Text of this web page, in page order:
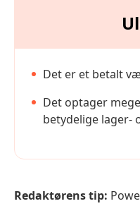
Det er et betalt
Det optager
betydelige lager-
Redaktørens tip: